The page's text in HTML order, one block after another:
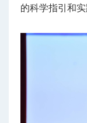
的科学指引和实